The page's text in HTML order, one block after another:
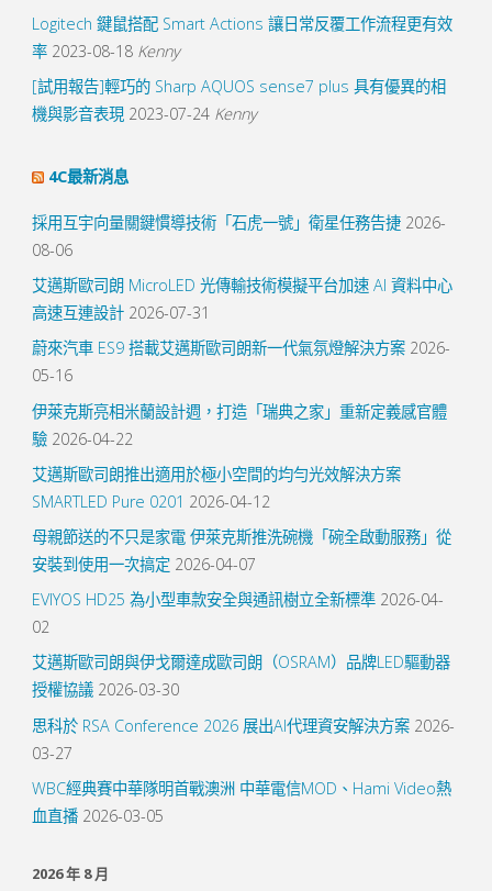
Logitech 鍵鼠搭配 Smart Actions 讓日常反覆工作流程更有效
率 2023-08-18 Kenny
[試用報告]輕巧的 Sharp AQUOS sense7 plus 具有優異的相
機與影音表現 2023-07-24 Kenny
4C最新消息
採用互宇向量關鍵慣導技術「石虎一號」衛星任務告捷 2026-
08-06
艾邁斯歐司朗 MicroLED 光傳輸技術模擬平台加速 AI 資料中心
高速互連設計 2026-07-31
蔚來汽車 ES9 搭載艾邁斯歐司朗新一代氣氛燈解決方案 2026-
05-16
伊萊克斯亮相米蘭設計週，打造「瑞典之家」重新定義感官體
驗 2026-04-22
艾邁斯歐司朗推出適用於極小空間的均勻光效解決方案
SMARTLED Pure 0201 2026-04-12
母親節送的不只是家電 伊萊克斯推洗碗機「碗全啟動服務」從
安裝到使用一次搞定 2026-04-07
EVIYOS HD25 為小型車款安全與通訊樹立全新標準 2026-04-
02
艾邁斯歐司朗與伊戈爾達成歐司朗（OSRAM）品牌LED驅動器
授權協議 2026-03-30
思科於 RSA Conference 2026 展出AI代理資安解決方案 2026-
03-27
WBC經典賽中華隊明首戰澳洲 中華電信MOD、Hami Video熱
血直播 2026-03-05
2026 年 8 月